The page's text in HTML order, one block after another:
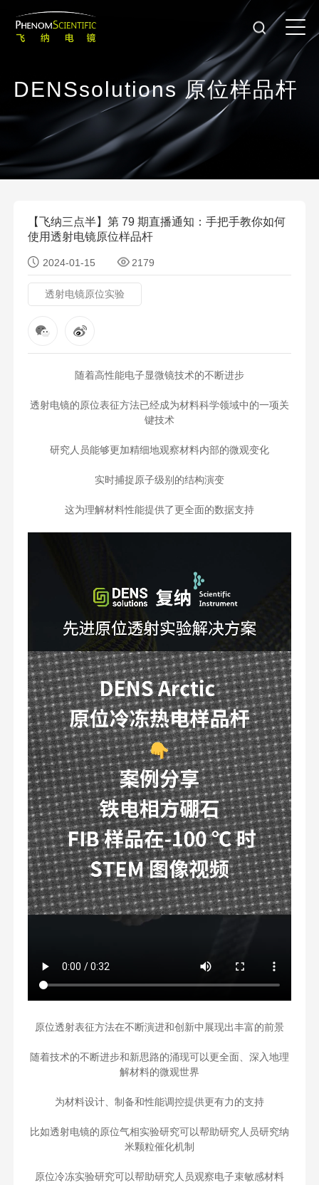
DENSsolutions 原位样品杆
【飞纳三点半】第 79 期直播通知：手把手教你如何
使用透射电镜原位样品杆
2024-01-15 2179
透射电镜原位实验
随着高性能电子显微镜技术的不断进步
透射电镜的原位表征方法已经成为材料科学领域中的一项关
键技术
研究人员能够更加精细地观察材料内部的微观变化
实时捕捉原子级别的结构演变
这为理解材料性能提供了更全面的数据支持
原位透射表征方法在不断演进和创新中展现出丰富的前景
随着技术的不断进步和新思路的涌现可以更全面、深入地理
解材料的微观世界
为材料设计、制备和性能调控提供更有力的支持
比如透射电镜的原位气相实验研究可以帮助研究人员研究纳
米颗粒催化机制
原位冷冻实验研究可以帮助研究人员观察电子束敏感材料